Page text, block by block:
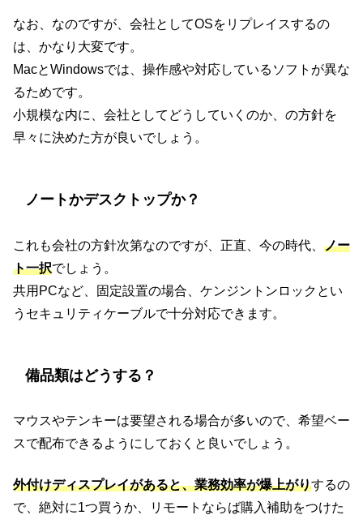
なお、なのですが、会社としてOSをリプレイスするの
は、かなり大変です。
MacとWindowsでは、操作感や対応しているソフトが異な
るためです。
小規模な内に、会社としてどうしていくのか、の方針を
早々に決めた方が良いでしょう。
ノートかデスクトップか？
これも会社の方針次第なのですが、正直、今の時代、 ノー
ト一択でしょう。
共用PCなど、固定設置の場合、ケンジントンロックとい
うセキュリティケーブルで十分対応できます。
備品類はどうする？
マウスやテンキーは要望される場合が多いので、希望ベー
スで配布できるようにしておくと良いでしょう。
外付けディスプレイがあると、業務効率が爆上がりするの
で、絶対に1つ買うか、リモートならば購入補助をつけた